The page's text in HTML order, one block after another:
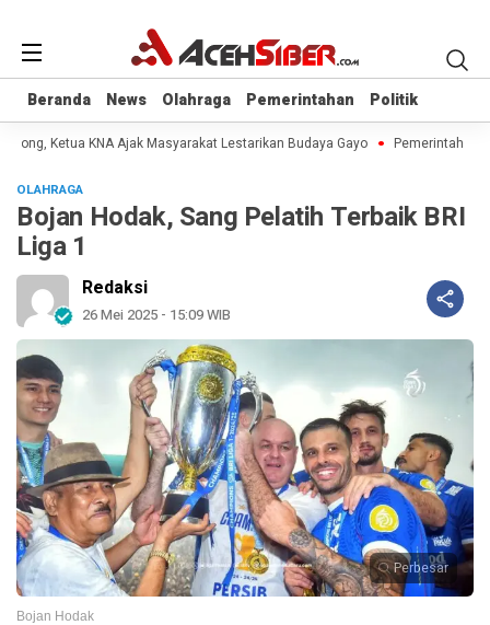
Beranda News Olahraga Pemerintahan Politik
Beranda News Olahraga Pemerintahan Politik
Ketua KNA Ajak Masyarakat Lestarikan Budaya Gayo Pemerintah
OLAHRAGA
Bojan Hodak, Sang Pelatih Terbaik BRI
Liga 1
Redaksi
26 Mei 2025 - 15:09 WIB
Perbesar
Bojan Hodak